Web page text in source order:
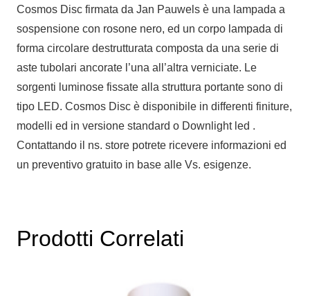
Cosmos Disc firmata da Jan Pauwels è una lampada a
sospensione con rosone nero, ed un corpo lampada di
forma circolare destrutturata composta da una serie di
aste tubolari ancorate l’una all’altra verniciate. Le
sorgenti luminose fissate alla struttura portante sono di
tipo LED. Cosmos Disc è disponibile in differenti finiture,
modelli ed in versione standard o Downlight led .
Contattando il ns. store potrete ricevere informazioni ed
un preventivo gratuito in base alle Vs. esigenze.
Prodotti Correlati